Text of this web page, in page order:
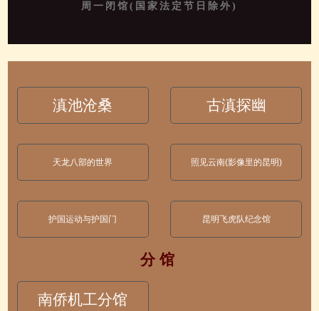
周一闭馆(国家法定节日除外)
滇池沧桑 古滇探幽
天龙八部的世界 照见云南(影像里的昆明)
护国运动与护国门 昆明飞虎队纪念馆
分 馆
南侨机工分馆